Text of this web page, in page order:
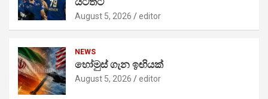
August 5, 2026 editor
NEWS
හෝමුස් ගැන ඉඟියක්
August 5, 2026 editor